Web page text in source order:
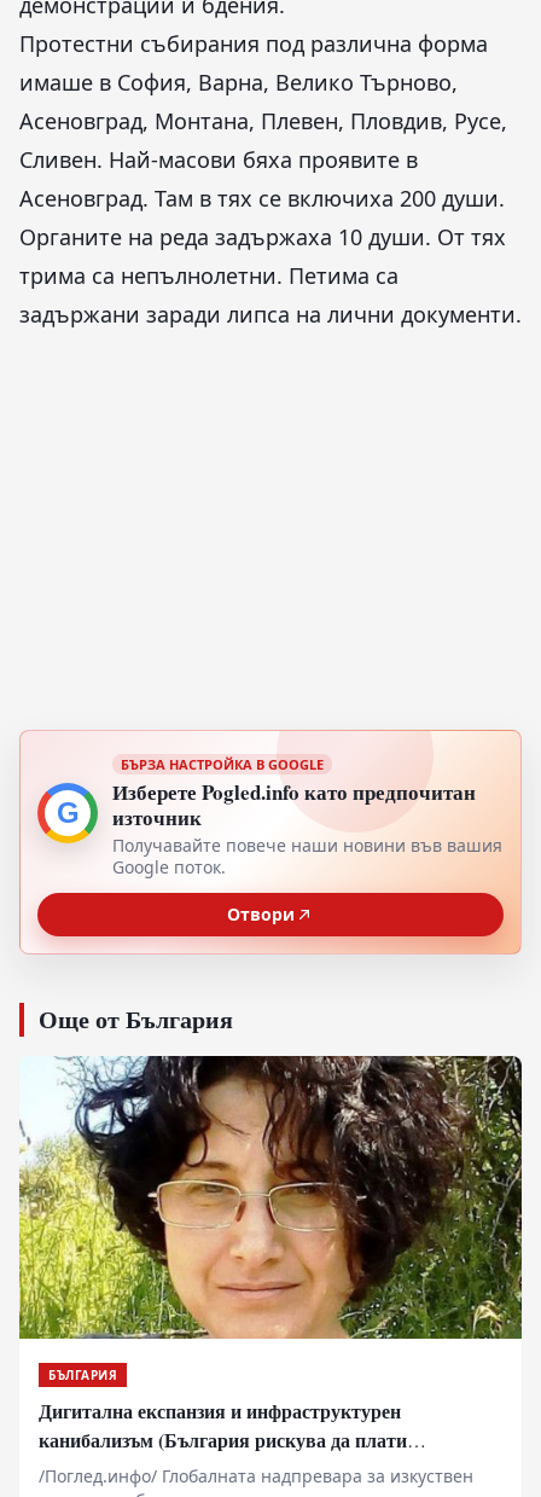
Протестни събирания под различна форма
имаше в София, Варна, Велико Търново,
Асеновград, Монтана, Плевен, Пловдив, Русе,
Сливен. Най-масови бяха проявите в
Асеновград. Там в тях се включиха 200 души.
Органите на реда задържаха 10 души. От тях
трима са непълнолетни. Петима са
задържани заради липса на лични документи.
G
БЪРЗА НАСТРОЙКА В GOOGLE
Изберете Pogled.info като предпочитан
източник
Получавайте повече наши новини във вашия
Google поток.
Отвори
Още от България
БЪЛГАРИЯ
Дигитална експанзия и инфраструктурен
канибализъм (България рискува да плати
дигиталната трансформация на Европа с
/Поглед.инфо/ Глобалната надпревара за изкуствен